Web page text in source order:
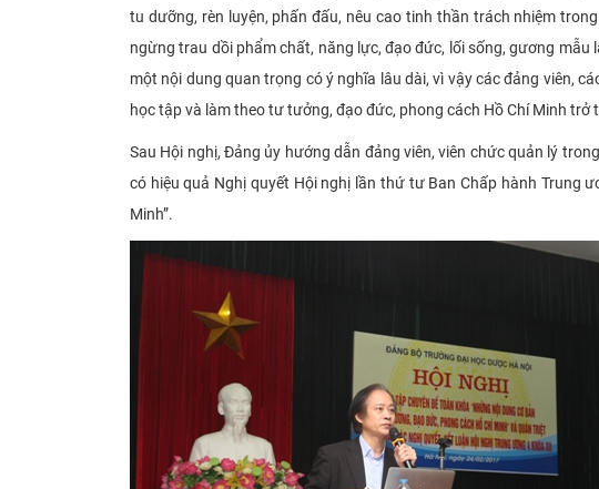
tu dưỡng, rèn luyện, phấn đấu, nêu cao tinh thần trách nhiệm
ngừng trau dồi phẩm chất, năng lực, đạo đức, lối sống, gương
một nội dung quan trọng có ý nghĩa lâu dài, vì vậy các đảng viên,
học tập và làm theo tư tưởng, đạo đức, phong cách Hồ Chí Minh
Sau Hội nghị, Đảng ủy hướng dẫn đảng viên, viên chức quản lý
có hiệu quả Nghị quyết Hội nghị lần thứ tư Ban Chấp hành Trung
Minh”.​